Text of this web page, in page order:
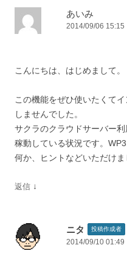
あいみ
2014/09/06 15:15
こんにちは、はじめまして。
この機能をぜひ使いたくて
しませんでした。
サクラのクラウドサーバー
稼動している状況です。
何か、ヒントなどいただけま
返信 ↓
ニタ 投稿作成者
2014/09/10 01:49